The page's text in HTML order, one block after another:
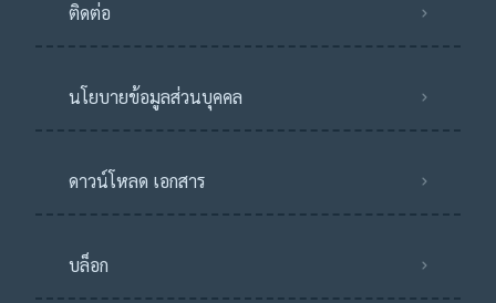
ติดต่อ
นโยบายข้อมูลส่วนบุคคล
ดาวน์โหลด เอกสาร
บล็อก